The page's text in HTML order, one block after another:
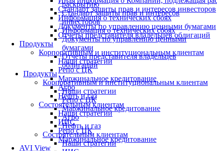
Стандарт защиты прав и интересов инвесторов
Информация о технических сбоях
Документы по управлению ценными бумагами
Отчеты представителя владельцев облигаций
Продукты
Корпоративным и институциональным клиентам
Наши стратегии
Репо с ЦК
Маржинальное кредитование
Агро
Нефть и газ
Состоятельным клиентам
Наши стратегии
ИИС
Репо с ЦК
Маржинальное кредитование
AVI View
раскрытию
Стандарт защиты прав и интересов
инвесторов
Информация о технических сбоях
Документы по управлению ценными
бумагами
Отчеты представителя владельцев
облигаций
Продукты
Корпоративным и институциональным клиентам
Наши стратегии
Репо с ЦК
Маржинальное кредитование
Агро
Нефть и газ
Состоятельным клиентам
Наши стратегии